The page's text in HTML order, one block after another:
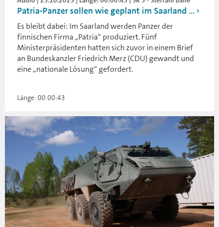
Patria-Panzer sollen wie geplant im Saarland ...
Es bleibt dabei: Im Saarland werden Panzer der
finnischen Firma „Patria“ produziert. Fünf
Ministerpräsidenten hatten sich zuvor in einem Brief
an Bundeskanzler Friedrich Merz (CDU) gewandt und
eine „nationale Lösung“ gefordert.
Länge: 00:00:43